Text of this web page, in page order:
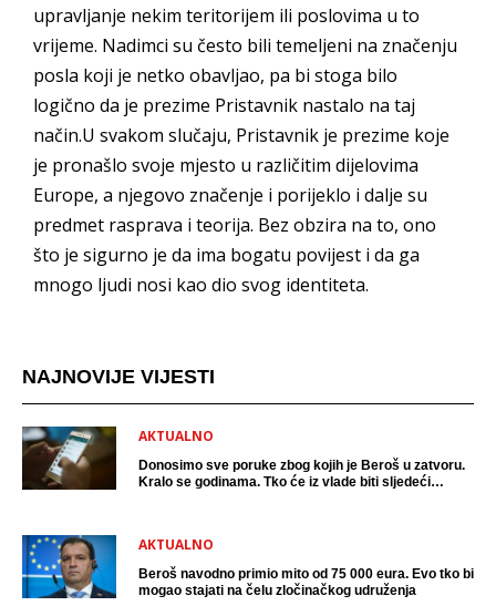
upravljanje nekim teritorijem ili poslovima u to
vrijeme. Nadimci su često bili temeljeni na značenju
posla koji je netko obavljao, pa bi stoga bilo
logično da je prezime Pristavnik nastalo na taj
način.U svakom slučaju, Pristavnik je prezime koje
je pronašlo svoje mjesto u različitim dijelovima
Europe, a njegovo značenje i porijeklo i dalje su
predmet rasprava i teorija. Bez obzira na to, ono
što je sigurno je da ima bogatu povijest i da ga
mnogo ljudi nosi kao dio svog identiteta.
NAJNOVIJE VIJESTI
AKTUALNO
Donosimo sve poruke zbog kojih je Beroš u zatvoru.
Kralo se godinama. Tko će iz vlade biti sljedeći
AKTUALNO
Beroš navodno primio mito od 75 000 eura. Evo tko bi
mogao stajati na čelu zločinačkog udruženja